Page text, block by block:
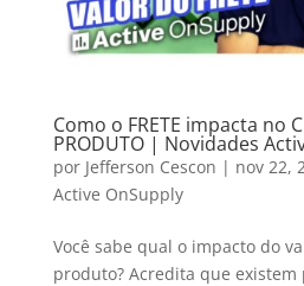
Como o FRETE impacta no
PRODUTO | Novidades
por Jefferson Cescon | nov 22,
Active OnSupply
Você sabe qual o impacto do
produto? Acredita que